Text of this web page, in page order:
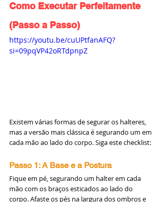
Como Executar Perfeitamente
(Passo a Passo)
https://youtu.be/cuUPtfanAFQ?
si=09pqVP42oRTdpnpZ
Existem várias formas de segurar os halteres,
mas a versão mais clássica é segurando um em
cada mão ao lado do corpo. Siga este checklist:
Passo 1: A Base e a Postura
Fique em pé, segurando um halter em cada
mão com os braços esticados ao lado do
corpo. Afaste os pés na largura dos ombros e